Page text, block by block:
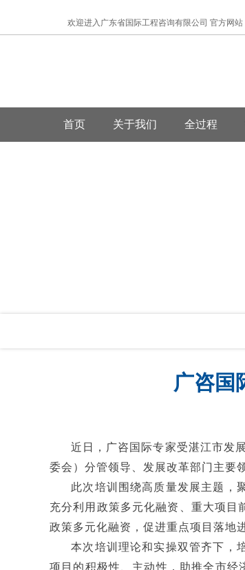
欢迎进入广东省国际工程咨询有限公司 官方网站
首页 关于我们 全过程
广咨国
近日，广咨国际专家受湛江市发展
委会）分管领导、发展改革部门主要
此次培训围绕高质量发展主题，聚
充分利用政策多元化融资、重大项
政策多元化融资，促进重点项目落地
本次培训理论和实操双管齐下，培
项目的积极性、主动性，助推全市经